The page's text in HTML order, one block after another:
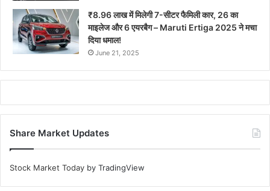
₹8.96 लाख में मिलेगी 7-सीटर फैमिली कार, 26 का
माइलेज और 6 एयरबैग – Maruti Ertiga 2025 ने मचा
दिया धमाल!
June 21, 2025
Share Market Updates
Stock Market Today by TradingView